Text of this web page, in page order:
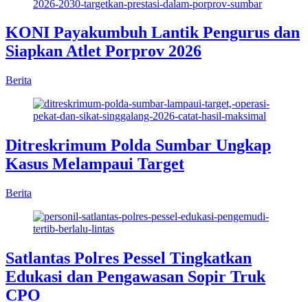
KONI Payakumbuh Lantik Pengurus dan
Siapkan Atlet Porprov 2026
Berita
Ditreskrimum Polda Sumbar Ungkap
Kasus Melampaui Target
Berita
Satlantas Polres Pessel Tingkatkan
Edukasi dan Pengawasan Sopir Truk
CPO